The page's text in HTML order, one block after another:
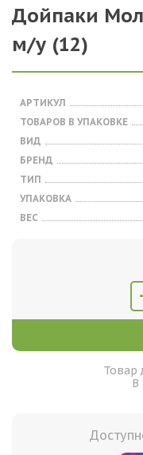
Дойпаки
м/у (12)
АРТИКУЛ
ТОВАРОВ В УПАКОВКЕ
ВИД
БРЕНД
ТИП
УПАКОВКА
ВЕС
Товар
В